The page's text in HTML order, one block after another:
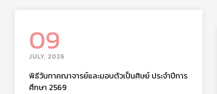
09
JULY, 2026
พิธีวันทาคณาจารย์และมอบตัวเป็นศิษย์ ประจำปีการ
ศึกษา 2569